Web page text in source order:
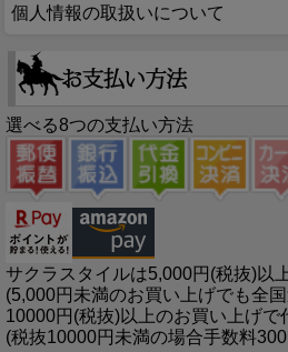
個人情報の取扱いについて
選べる8つの支払い方法
サクラスタイルは5,000円(税抜)以
(5,000円未満のお買い上げでも全
10000円(税抜)以上のお買い上げで
(税抜10000円未満の場合手数料